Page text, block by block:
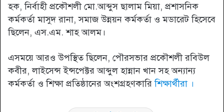
হক, নির্বাহী প্রকৌশলী মো.আব্দুস ছালাম মিয়া, প্রশাসনিক
কর্মকর্তা মাসুদ রানা, সমাজ উন্নয়ন কর্মকর্তা ও মডারেট হিসেবে
ছিলেন, এস.এম. শাহ আলম।
এসময়ে আরও উপস্থিত ছিলেন, পৌরসভার প্রকৌশলী রবিউল
কবীর, লাইসেন্স ইন্সপেক্টর আব্দুল হান্নান খান সহ অন্যান্য
কর্মকর্তা ও শিক্ষা প্রতিষ্ঠানের অংশগ্রহণকারিশিক্ষার্থীরা ।